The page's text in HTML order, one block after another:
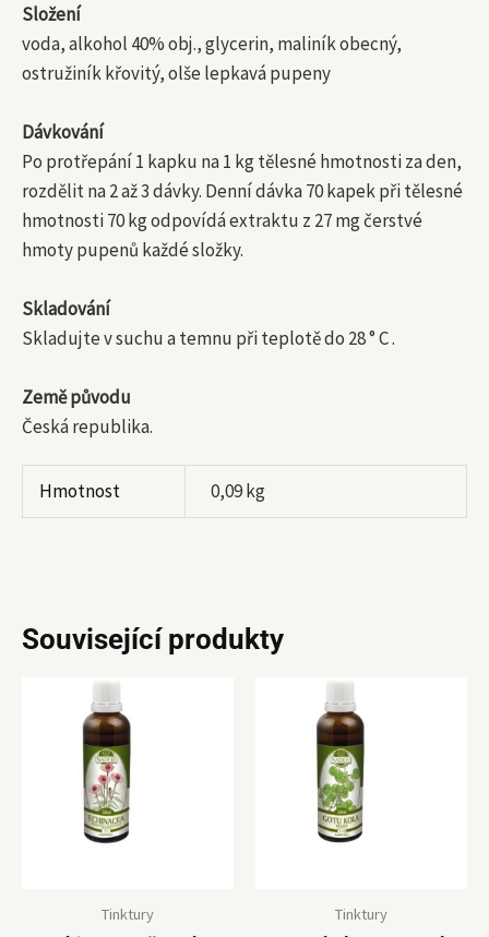
Složení
voda, alkohol 40% obj., glycerin, maliník obecný,
ostružiník křovitý, olše lepkavá pupeny
Dávkování
Po protřepání 1 kapku na 1 kg tělesné hmotnosti za den,
rozdělit na 2 až 3 dávky. Denní dávka 70 kapek při tělesné
hmotnosti 70 kg odpovídá extraktu z 27 mg čerstvé
hmoty pupenů každé složky.
Skladování
Skladujte v suchu a temnu při teplotě do 28 ° C .
Země původu
Česká republika.
Hmotnost 0,09 kg
Související produkty
Tinktury Tinktury